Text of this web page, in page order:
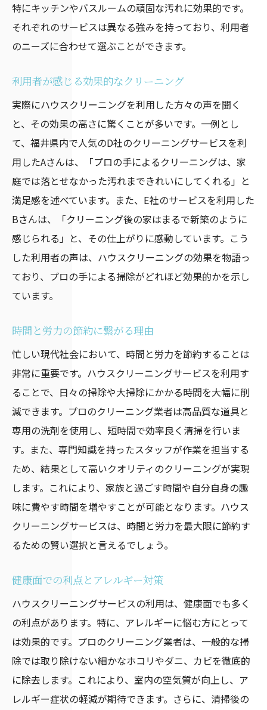
特にキッチンやバスルームの頑固な汚れに効果的です。
それぞれのサービスは異なる強みを持っており、利用者
のニーズに合わせて選ぶことができます。
利用者が感じる効果的なクリーニング
実際にハウスクリーニングを利用した方々の声を聞く
と、その効果の高さに驚くことが多いです。一例とし
て、福井県内で人気のD社のクリーニングサービスを利
用したAさんは、「プロの手によるクリーニングは、家
庭では落とせなかった汚れまできれいにしてくれる」と
満足感を述べています。また、E社のサービスを利用した
Bさんは、「クリーニング後の家はまるで新築のように
感じられる」と、その仕上がりに感動しています。こう
した利用者の声は、ハウスクリーニングの効果を物語っ
ており、プロの手による掃除がどれほど効果的かを示し
ています。
時間と労力の節約に繋がる理由
忙しい現代社会において、時間と労力を節約することは
非常に重要です。ハウスクリーニングサービスを利用す
ることで、日々の掃除や大掃除にかかる時間を大幅に削
減できます。プロのクリーニング業者は高品質な道具と
専用の洗剤を使用し、短時間で効率良く清掃を行いま
す。また、専門知識を持ったスタッフが作業を担当する
ため、結果として高いクオリティのクリーニングが実現
します。これにより、家族と過ごす時間や自分自身の趣
味に費やす時間を増やすことが可能となります。ハウス
クリーニングサービスは、時間と労力を最大限に節約す
るための賢い選択と言えるでしょう。
健康面での利点とアレルギー対策
ハウスクリーニングサービスの利用は、健康面でも多く
の利点があります。特に、アレルギーに悩む方にとって
は効果的です。プロのクリーニング業者は、一般的な掃
除では取り除けない細かなホコリやダニ、カビを徹底的
に除去します。これにより、室内の空気質が向上し、ア
レルギー症状の軽減が期待できます。さらに、清掃後の